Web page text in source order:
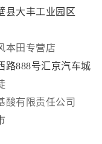
县大丰工业园区
本田专营店
路888号汇京汽车城
酸有限责任公司